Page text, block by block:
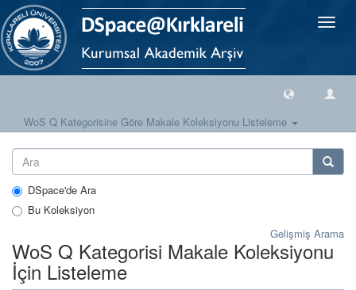
Geçiş
WoS Q Kategorisine Göre Makale Koleksiyonu Listeleme
DSpace'de Ara
Bu Koleksiyon
Gelişmiş Arama
WoS Q Kategorisi Makale Koleksiyonu
İçin Listeleme